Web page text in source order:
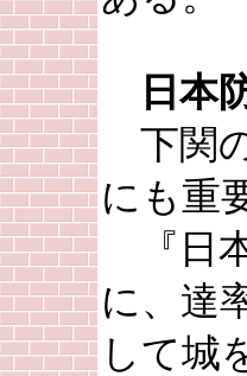
日本
下関
にも重
『日
に、達
して城